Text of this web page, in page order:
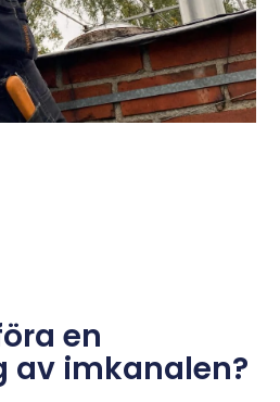
en
av imkanalen?